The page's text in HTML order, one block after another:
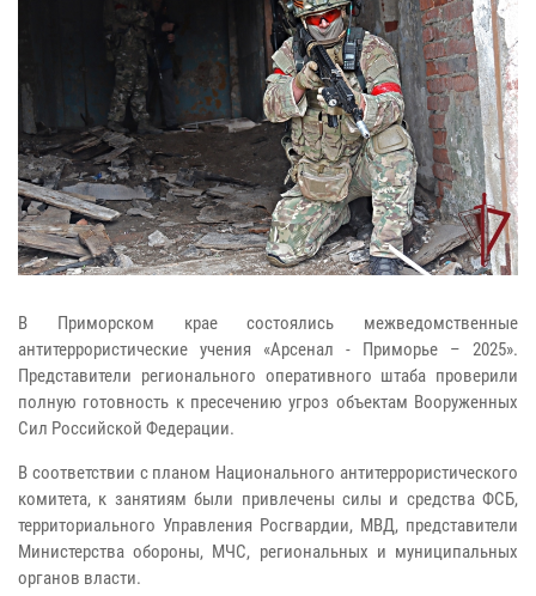
В Приморском крае состоялись межведомственные
антитеррористические учения «Арсенал - Приморье – 2025».
Представители регионального оперативного штаба проверили
полную готовность к пресечению угроз объектам Вооруженных
Сил Российской Федерации.
В соответствии с планом Национального антитеррористического
комитета, к занятиям были привлечены силы и средства ФСБ,
территориального Управления Росгвардии, МВД, представители
Министерства обороны, МЧС, региональных и муниципальных
органов власти.